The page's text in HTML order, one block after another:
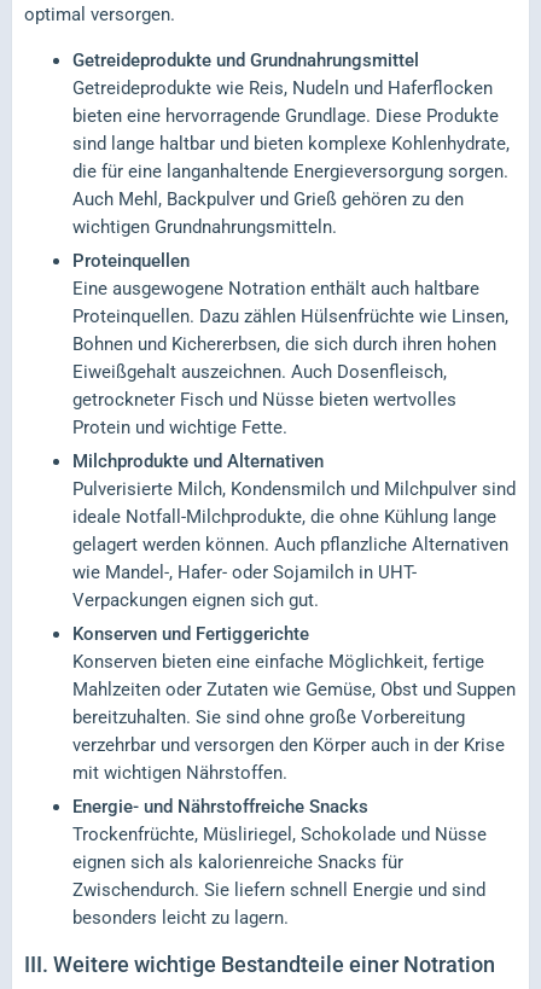
optimal versorgen.
Getreideprodukte und Grundnahrungsmittel
Getreideprodukte wie Reis, Nudeln und Haferflocken
bieten eine hervorragende Grundlage. Diese Produkte
sind lange haltbar und bieten komplexe Kohlenhydrate,
die für eine langanhaltende Energieversorgung sorgen.
Auch Mehl, Backpulver und Grieß gehören zu den
wichtigen Grundnahrungsmitteln.
Proteinquellen
Eine ausgewogene Notration enthält auch haltbare
Proteinquellen. Dazu zählen Hülsenfrüchte wie Linsen,
Bohnen und Kichererbsen, die sich durch ihren hohen
Eiweißgehalt auszeichnen. Auch Dosenfleisch,
getrockneter Fisch und Nüsse bieten wertvolles
Protein und wichtige Fette.
Milchprodukte und Alternativen
Pulverisierte Milch, Kondensmilch und Milchpulver sind
ideale Notfall-Milchprodukte, die ohne Kühlung lange
gelagert werden können. Auch pflanzliche Alternativen
wie Mandel-, Hafer- oder Sojamilch in UHT-
Verpackungen eignen sich gut.
Konserven und Fertiggerichte
Konserven bieten eine einfache Möglichkeit, fertige
Mahlzeiten oder Zutaten wie Gemüse, Obst und Suppen
bereitzuhalten. Sie sind ohne große Vorbereitung
verzehrbar und versorgen den Körper auch in der Krise
mit wichtigen Nährstoffen.
Energie- und Nährstoffreiche Snacks
Trockenfrüchte, Müsliriegel, Schokolade und Nüsse
eignen sich als kalorienreiche Snacks für
Zwischendurch. Sie liefern schnell Energie und sind
besonders leicht zu lagern.
III. Weitere wichtige Bestandteile einer Notration